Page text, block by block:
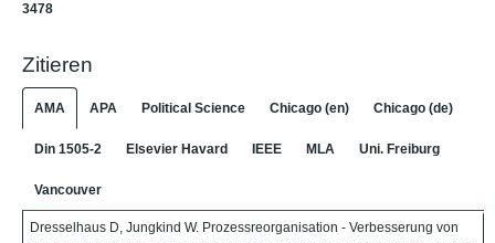
3478
Zitieren
AMA APA Political Science Chicago (en) Chicago (de)
Din 1505-2 Elsevier Havard IEEE MLA Uni. Freiburg
Vancouver
Dresselhaus D, Jungkind W. Prozessreorganisation - Verbesserung von